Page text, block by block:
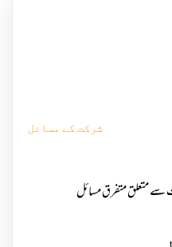
شرکت کے مسائل
متعلق متفرق مسائل